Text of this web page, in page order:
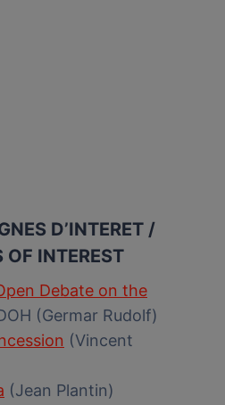
D’INTERET /
OF INTEREST
Debate on the
(Germar Rudolf)
(Vincent
(Jean Plantin)